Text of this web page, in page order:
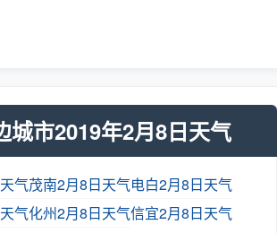
城市2019年2月8日天气
气茂南2月8日天气电白2月8日天气
气化州2月8日天气信宜2月8日天气